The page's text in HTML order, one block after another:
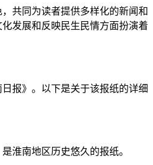
共同为读者提供多样化的新闻和
发展和反映民生民情方面扮演着
报》。以下是关于该报纸的详细
淮南地区历史悠久的报纸。